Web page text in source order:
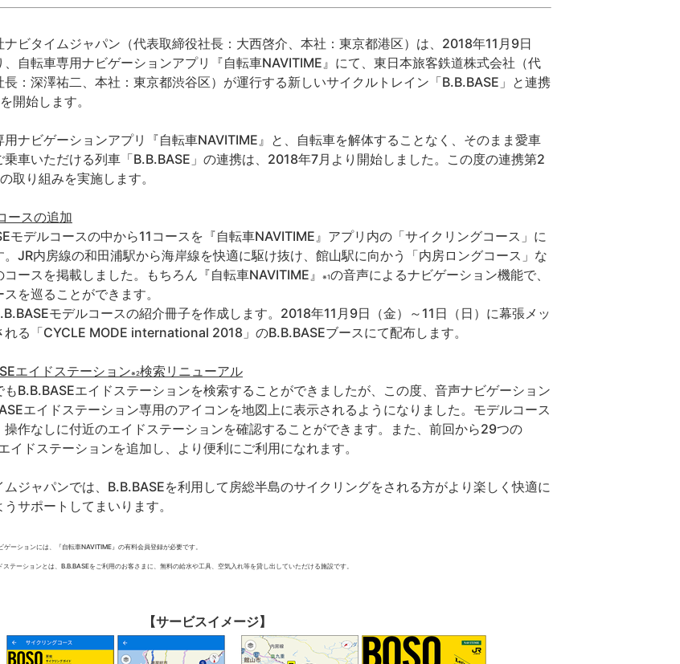
ビタイムジャパン（代表取締役社長：大西啓介、本社：東京都港区）は、2018年11月9日
、自転車専用ナビゲーションアプリ『自転車NAVITIME』にて、東日本旅客鉄道株式会社（代
長：深澤祐二、本社：東京都渋谷区）が運行する新しいサイクルトレイン「B.B.BASE」と連携
開始します。
ナビゲーションアプリ『自転車NAVITIME』と、自転車を解体することなく、そのまま愛車
乗車いただける列車「B.B.BASE」の連携は、2018年7月より開始しました。この度の連携第2
取り組みを実施します。
ースの追加
モデルコースの中から11コースを『自転車NAVITIME』アプリ内の「サイクリングコース」に
。JR内房線の和田浦駅から海岸線を快適に駆け抜け、館山駅に向かう「内房ロングコース」な
コースを掲載しました。もちろん『自転車NAVITIME』
※1の音声によるナビゲーション機能で、
を巡ることができます。
モデルコースの紹介冊子を作成します。2018年11月9日（金）～11日（日）に幕張メッ
れる「CYCLE MODE international 2018」のB.B.BASEブースにて配布します。
エイドステーション※2検索リニューアル
B.B.BASEエイドステーションを検索することができましたが、この度、音声ナビゲーション
エイドステーション専用のアイコンを地図上に表示されるようになりました。モデルコース
操作なしに付近のエイドステーションを確認することができます。また、前回から29つの
イドステーションを追加し、より便利にご利用になれます。
ジャパンでは、B.B.BASEを利用して房総半島のサイクリングをされる方がより楽しく快適に
サポートしてまいります。
ーションには、『自転車NAVITIME』の有料会員登録が必要です。
テーションとは、B.B.BASEをご利用のお客さまに、無料の給水や工具、空気入れ等を貸し出していただける施設です。
【サービスイメージ】